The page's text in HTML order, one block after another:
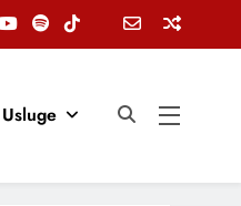
Usluge